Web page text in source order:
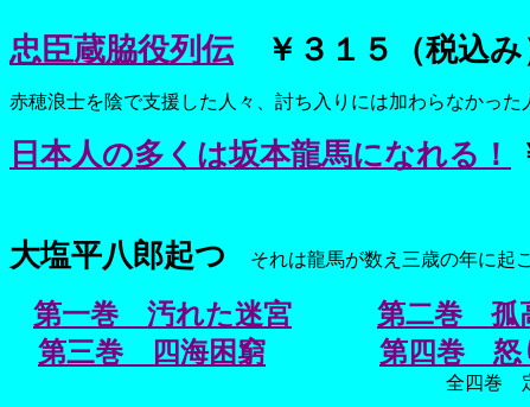
忠臣蔵脇役列伝￥３１５（税込み
赤穂浪士を陰で支援した人々、討ち入りには加わらなかっ
日本人の多くは坂本龍馬になれる！
大塩平八郎起つ それは龍馬が数え三歳の年に起こ
第一巻 汚れた迷宮
第二巻 孤
第三巻 四海困窮
第四巻 怒
全四巻 定価各巻税込